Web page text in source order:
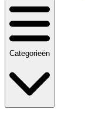
Categorieën